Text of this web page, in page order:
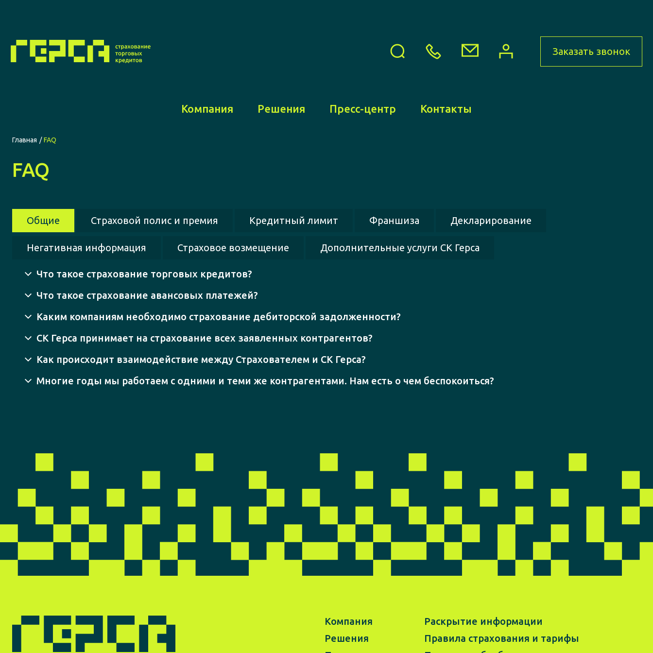
Компания Решения Пресс-центр Контакты
Заказать звонок
Главная FAQ
FAQ
Общие Страховой полис и премия Кредитный лимит Франшиза Декларирование
Негативная информация Страховое возмещение Дополнительные услуги СК Герса
Что такое страхование торговых кредитов?
Что такое страхование авансовых платежей?
Каким компаниям необходимо страхование дебиторской задолженности?
СК Герса принимает на страхование всех заявленных контрагентов?
Как происходит взаимодействие между Страхователем и СК Герса?
Многие годы мы работаем с одними и теми же контрагентами. Нам есть о чем беспокоиться?
Компания
Решения
Раскрытие информации
Правила страхования и тарифы